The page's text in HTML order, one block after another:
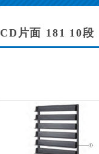
CD片面 181 10段